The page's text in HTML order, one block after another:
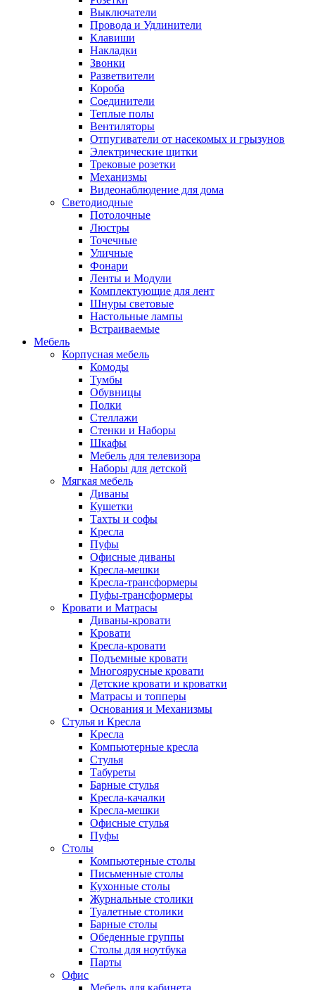
Выключатели
Провода и Удлинители
Клавиши
Накладки
Звонки
Разветвители
Короба
Соединители
Теплые полы
Вентиляторы
Отпугиватели от насекомых и грызунов
Электрические щитки
Трековые розетки
Механизмы
Видеонаблюдение для дома
Светодиодные
Потолочные
Люстры
Точечные
Уличные
Фонари
Ленты и Модули
Комплектующие для лент
Шнуры световые
Настольные лампы
Встраиваемые
Мебель
Корпусная мебель
Комоды
Тумбы
Обувницы
Полки
Стеллажи
Стенки и Наборы
Шкафы
Мебель для телевизора
Наборы для детской
Мягкая мебель
Диваны
Кушетки
Тахты и софы
Кресла
Пуфы
Офисные диваны
Кресла-мешки
Кресла-трансформеры
Пуфы-трансформеры
Кровати и Матрасы
Диваны-кровати
Кровати
Кресла-кровати
Подъемные кровати
Многоярусные кровати
Детские кровати и кроватки
Матрасы и топперы
Основания и Механизмы
Стулья и Кресла
Кресла
Компьютерные кресла
Стулья
Табуреты
Барные стулья
Кресла-качалки
Кресла-мешки
Офисные стулья
Пуфы
Столы
Компьютерные столы
Письменные столы
Кухонные столы
Журнальные столики
Туалетные столики
Барные столы
Обеденные группы
Столы для ноутбука
Парты
Офис
Мебель для кабинета